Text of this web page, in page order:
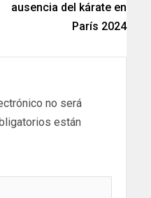
ausencia del kárate en
París 2024
no será
están